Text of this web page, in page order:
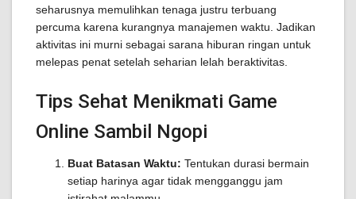
seharusnya memulihkan tenaga justru terbuang
percuma karena kurangnya manajemen waktu. Jadikan
aktivitas ini murni sebagai sarana hiburan ringan untuk
melepas penat setelah seharian lelah beraktivitas.
Tips Sehat Menikmati Game
Online Sambil Ngopi
Buat Batasan Waktu: Tentukan durasi bermain
setiap harinya agar tidak mengganggu jam